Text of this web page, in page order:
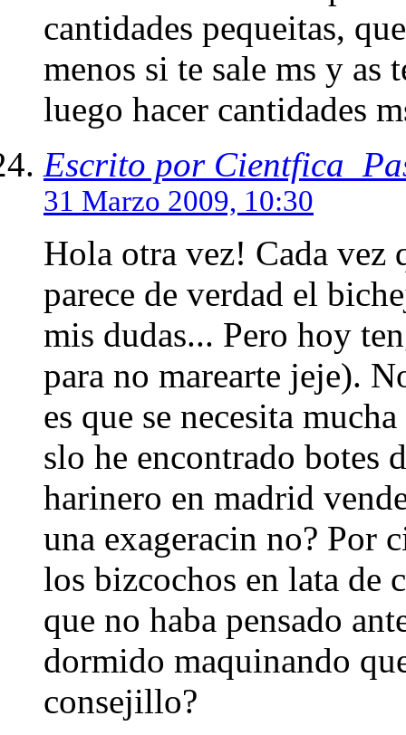
cantidades pequeitas,
menos si te sale ms y as
luego hacer cantidades
Escrito por
31 Marzo 2009, 10:30
Hola otra vez! Cada vez
parece de verdad el
mis dudas... Pero hoy
para no marearte jeje).
es que se necesita
slo he encontrado botes
harinero en madrid
una exageracin no? Por
los bizcochos en lata de
que no haba pensado
dormido maquinando
consejillo?